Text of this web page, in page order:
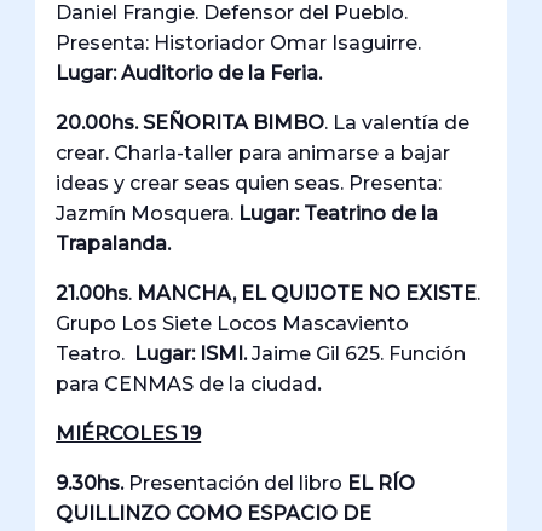
Daniel Frangie. Defensor del Pueblo.
Presenta: Historiador Omar Isaguirre.
Lugar: Auditorio de la Feria.
20.00hs. SEÑORITA BIMBO. La valentía de
crear. Charla-taller para animarse a bajar
ideas y crear seas quien seas. Presenta:
Jazmín Mosquera. Lugar: Teatrino de la
Trapalanda.
21.00hs. MANCHA, EL QUIJOTE NO EXISTE.
Grupo Los Siete Locos Mascaviento
Teatro. Lugar: ISMI.Jaime Gil 625. Función
para CENMAS de la ciudad.
MIÉRCOLES 19
9.30hs.Presentación del libro EL RÍO
QUILLINZO COMO ESPACIO DE